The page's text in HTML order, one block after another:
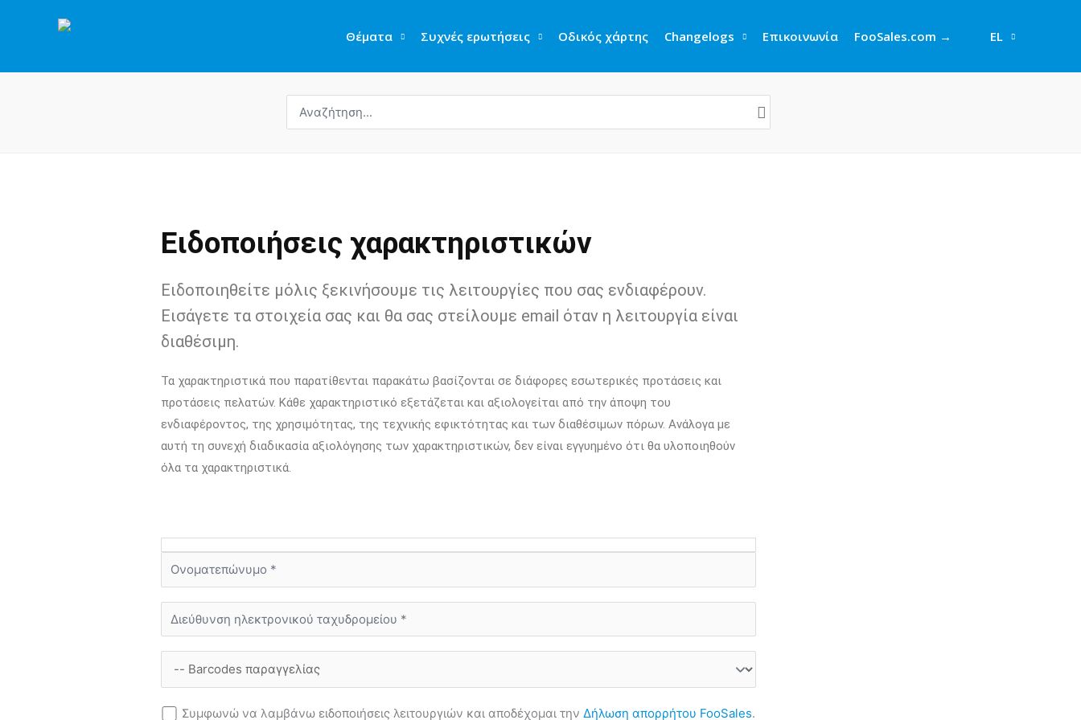
Θέματα Συχνές ερωτήσεις Οδικός χάρτης Changelogs Επικοινωνία FooSales.com → EL
για:
Ειδοποιήσεις χαρακτηριστικών
Ειδοποιηθείτε μόλις ξεκινήσουμε τις λειτουργίες που σας ενδιαφέρουν.
Εισάγετε τα στοιχεία σας και θα σας στείλουμε email όταν η λειτουργία είναι
διαθέσιμη.
Τα χαρακτηριστικά που παρατίθενται παρακάτω βασίζονται σε διάφορες εσωτερικές προτάσεις και
προτάσεις πελατών. Κάθε χαρακτηριστικό εξετάζεται και αξιολογείται από την άποψη του
ενδιαφέροντος, της χρησιμότητας, της τεχνικής εφικτότητας και των διαθέσιμων πόρων. Ανάλογα με
αυτή τη συνεχή διαδικασία αξιολόγησης των χαρακτηριστικών, δεν είναι εγγυημένο ότι θα υλοποιηθούν
όλα τα χαρακτηριστικά.
Συμφωνώ να λαμβάνω ειδοποιήσεις λειτουργιών και αποδέχομαι την Δήλωση απορρήτου FooSales.